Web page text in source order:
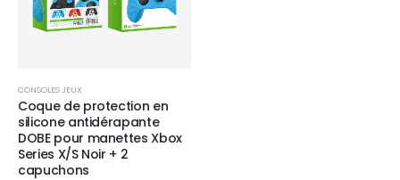
CONSOLES JEUX
Coque de protection en
silicone antidérapante
DOBE pour manettes Xbox
Series X/S Noir + 2
capuchons